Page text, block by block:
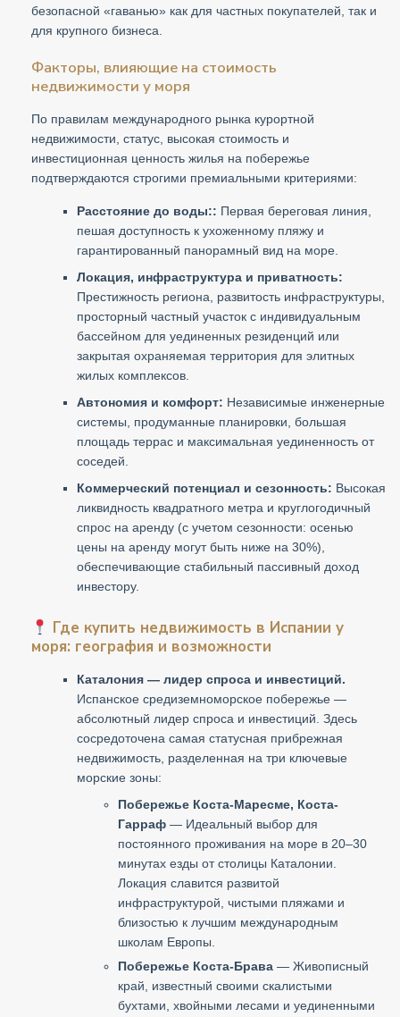
безопасной «гаванью» как для частных покупателей, так и
для крупного бизнеса.
Факторы, влияющие на стоимость
недвижимости у моря
По правилам международного рынка курортной
недвижимости, статус, высокая стоимость и
инвестиционная ценность жилья на побережье
подтверждаются строгими премиальными критериями:
Расстояние до воды:: Первая береговая линия,
пешая доступность к ухоженному пляжу и
гарантированный панорамный вид на море.
Локация, инфраструктура и приватность:
Престижность региона, развитость инфраструктуры,
просторный частный участок с индивидуальным
бассейном для уединенных резиденций или
закрытая охраняемая территория для элитных
жилых комплексов.
Автономия и комфорт: Независимые инженерные
системы, продуманные планировки, большая
площадь террас и максимальная уединенность от
соседей.
Коммерческий потенциал и сезонность: Высокая
ликвидность квадратного метра и круглогодичный
спрос на аренду (с учетом сезонности: осенью
цены на аренду могут быть ниже на 30%),
обеспечивающие стабильный пассивный доход
инвестору.
Где купить недвижимость в Испании у
моря: география и возможности
Каталония — лидер спроса и инвестиций.
Испанское средиземноморское побережье —
абсолютный лидер спроса и инвестиций. Здесь
сосредоточена самая статусная прибрежная
недвижимость, разделенная на три ключевые
морские зоны:
Побережье Коста-Маресме, Коста-
Гарраф — Идеальный выбор для
постоянного проживания на море в 20–30
минутах езды от столицы Каталонии.
Локация славится развитой
инфраструктурой, чистыми пляжами и
близостью к лучшим международным
школам Европы.
Побережье Коста-Брава — Живописный
край, известный своими скалистыми
бухтами, хвойными лесами и уединенными